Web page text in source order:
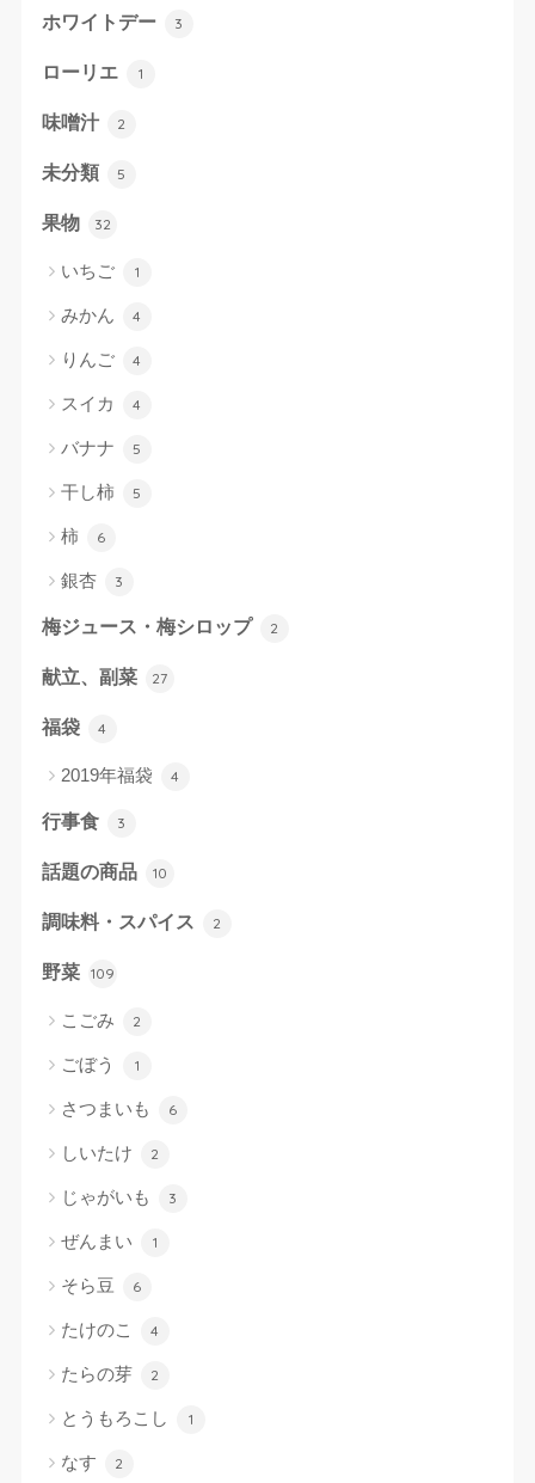
ホワイトデー 3
ローリエ 1
味噌汁 2
未分類 5
果物 32
いちご 1
みかん 4
りんご 4
スイカ 4
バナナ 5
干し柿 5
柿 6
銀杏 3
梅ジュース・梅シロップ 2
献立、副菜 27
福袋 4
2019年福袋 4
行事食 3
話題の商品 10
調味料・スパイス 2
野菜 109
こごみ 2
ごぼう 1
さつまいも 6
しいたけ 2
じゃがいも 3
ぜんまい 1
そら豆 6
たけのこ 4
たらの芽 2
とうもろこし 1
なす 2